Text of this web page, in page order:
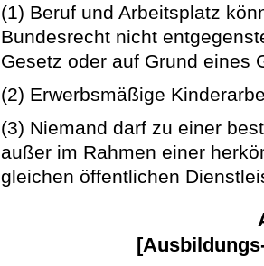
(1) Beruf und Arbeitsplatz
Bundesrecht nicht
Gesetz oder auf Grund eines
(2) Erwerbsmäßige
(3) Niemand darf zu einer
außer im Rahmen einer
gleichen öffentlichen